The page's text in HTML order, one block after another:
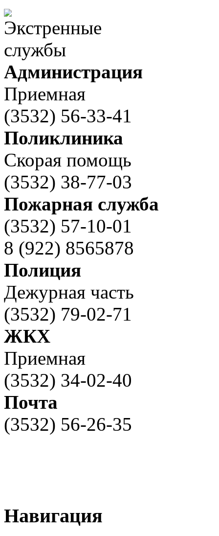
Администрация
Приемная
(3532) 56-33-41
Поликлиника
Скорая помощь
(3532) 38-77-03
Пожарная служба
(3532) 57-10-01
8 (922) 8565878
Полиция
Дежурная часть
(3532) 79-02-71
ЖКХ
Приемная
(3532) 34-02-40
Почта
(3532) 56-26-35
Навигация